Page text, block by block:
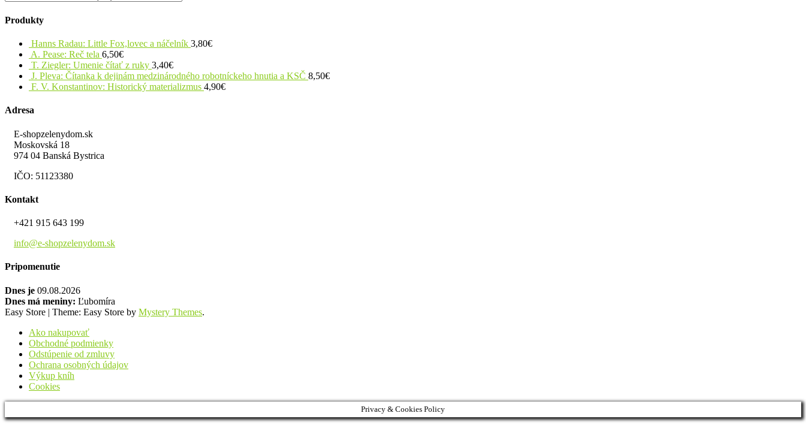
Produkty
Hanns Radau: Little Fox,lovec a náčelník 3,80€
A. Pease: Reč tela 6,50€
T. Ziegler: Umenie čítať z ruky 3,40€
J. Pleva: Čítanka k dejinám medzinárodného robotníckeho hnutia a KSČ 8,50€
F. V. Konstantinov: Historický materializmus 4,90€
Adresa
E-shopzelenydom.sk
Moskovská 18
974 04 Banská Bystrica
IČO: 51123380
Kontakt
+421 915 643 199
info@e-shopzelenydom.sk
Pripomenutie
Dnes je 09.08.2026
Dnes má meniny: Ľubomíra
Easy Store | Theme: Easy Store by Mystery Themes.
Ako nakupovať
Obchodné podmienky
Odstúpenie od zmluvy
Ochrana osobných údajov
Výkup kníh
Cookies
Privacy & Cookies Policy